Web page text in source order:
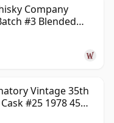
de madurar, a
en botella. Por
años queda fijado
Company
#3 Blended
Vintage 35th
#25 1978 45